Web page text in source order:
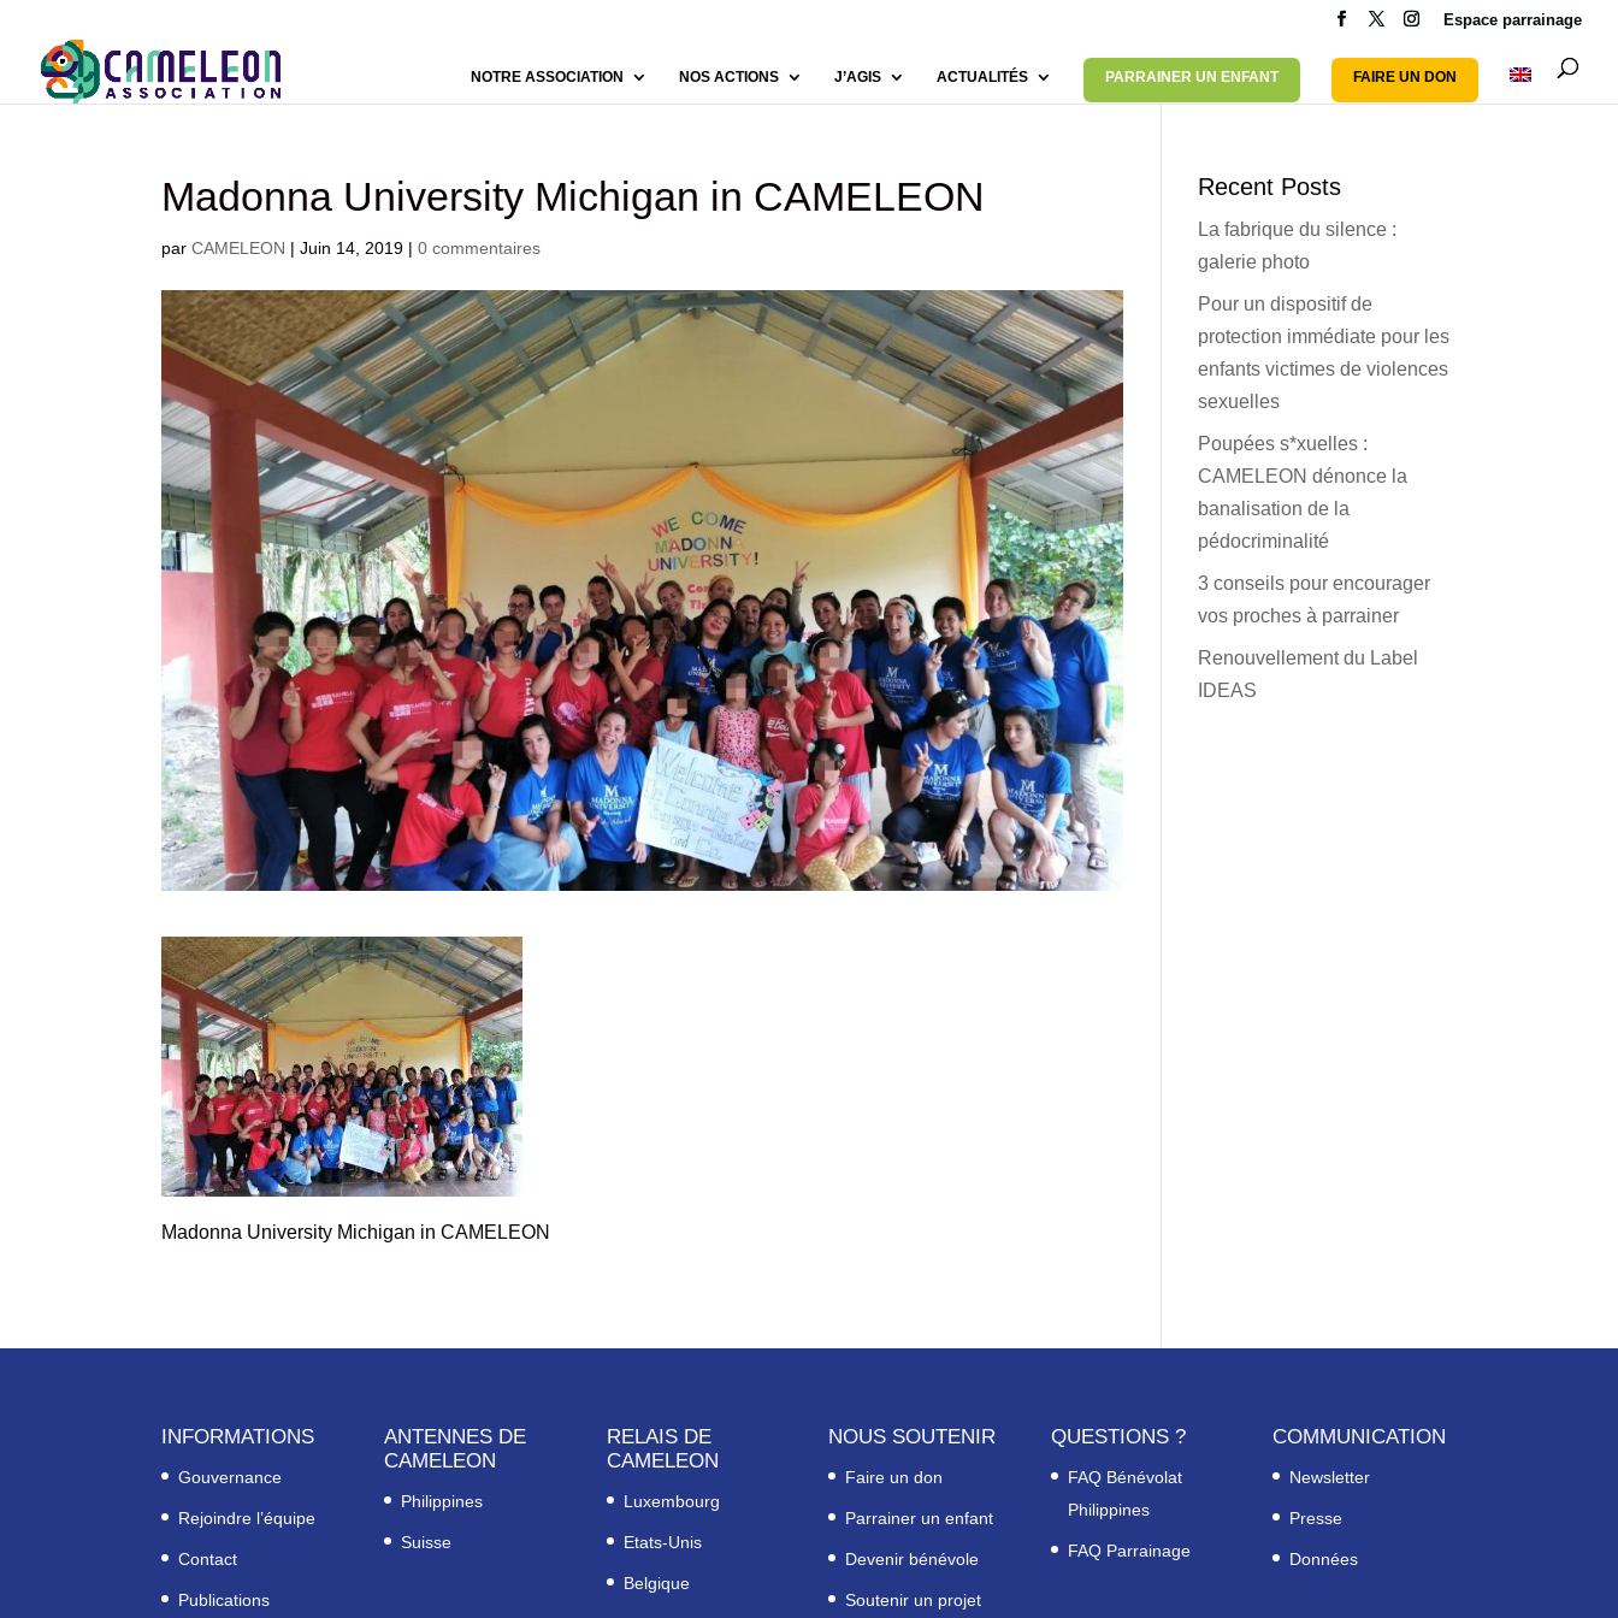
Espace parrainage
NOTRE ASSOCIATION NOS ACTIONS J’AGIS ACTUALITÉS PARRAINER UN ENFANT FAIRE UN DON
Madonna University Michigan in CAMELEON
parCAMELEON |Juin 14, 2019 |0 commentaires
Madonna University Michigan in CAMELEON
Recent Posts
La fabrique du silence :
galerie photo
Pour un dispositif de
protection immédiate pour les
enfants victimes de violences
sexuelles
Poupées s*xuelles :
CAMELEON dénonce la
banalisation de la
pédocriminalité
3 conseils pour encourager
vos proches à parrainer
Renouvellement du Label
IDEAS
INFORMATIONS
Gouvernance
Rejoindre l’équipe
Contact
Publications
ANTENNES DE
CAMELEON
Philippines
Suisse
RELAIS DE
CAMELEON
Luxembourg
Etats-Unis
Belgique
NOUS SOUTENIR
Faire un don
Parrainer un enfant
Devenir bénévole
Soutenir un projet
QUESTIONS ?
FAQ Bénévolat
Philippines
FAQ Parrainage
COMMUNICATION
Newsletter
Presse
Données